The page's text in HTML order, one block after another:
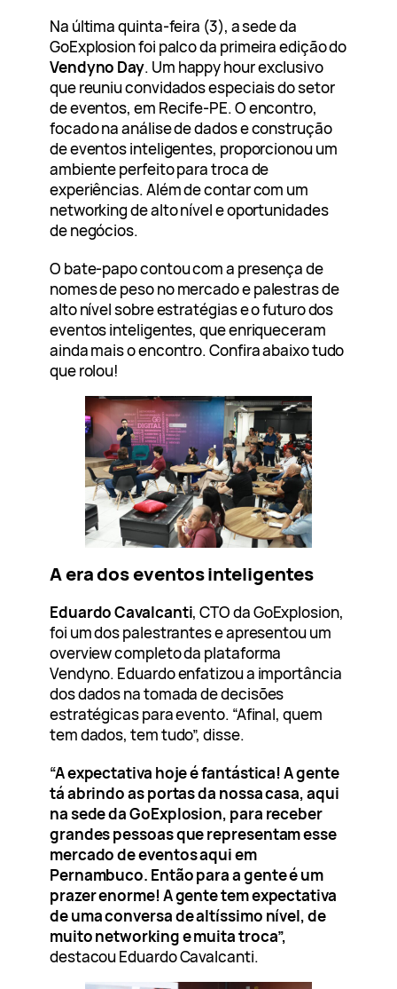
Na última quinta-feira (3), a sede da
GoExplosion foi palco da primeira edição do
Vendyno Day. Um happy hour exclusivo
que reuniu convidados especiais do setor
de eventos, em Recife-PE. O encontro,
focado na análise de dados e construção
de eventos inteligentes, proporcionou um
ambiente perfeito para troca de
experiências. Além de contar com um
networking de alto nível e oportunidades
de negócios.
O bate-papo contou com a presença de
nomes de peso no mercado e palestras de
alto nível sobre estratégias e o futuro dos
eventos inteligentes, que enriqueceram
ainda mais o encontro. Confira abaixo tudo
que rolou!
A era dos eventos inteligentes
Eduardo Cavalcanti, CTO da GoExplosion,
foi um dos palestrantes e apresentou um
overview completo da plataforma
Vendyno. Eduardo enfatizou a importância
dos dados na tomada de decisões
estratégicas para evento. “Afinal, quem
tem dados, tem tudo”, disse.
“A expectativa hoje é fantástica! A gente
tá abrindo as portas da nossa casa, aqui
na sede da GoExplosion, para receber
grandes pessoas que representam esse
mercado de eventos aqui em
Pernambuco. Então para a gente é um
prazer enorme! A gente tem expectativa
de uma conversa de altíssimo nível, de
muito networking e muita troca”,
destacou Eduardo Cavalcanti.